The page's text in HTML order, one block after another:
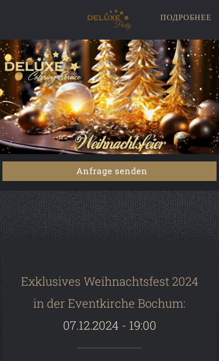
ПОДРОБНЕЕ
Anfrage senden
Exklusives Weihnachtsfest 2024
in der Eventkirche Bochum:
07.12.2024 - 19:00